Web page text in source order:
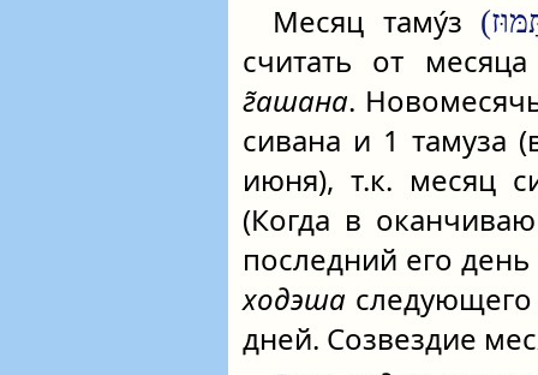
Месяц таму́з
считать от
г̃ашана.
сивана и 1 тамуза
июня), т.к. месяц
(Когда в
последний его
ходэша следующего
дней. Созвездие